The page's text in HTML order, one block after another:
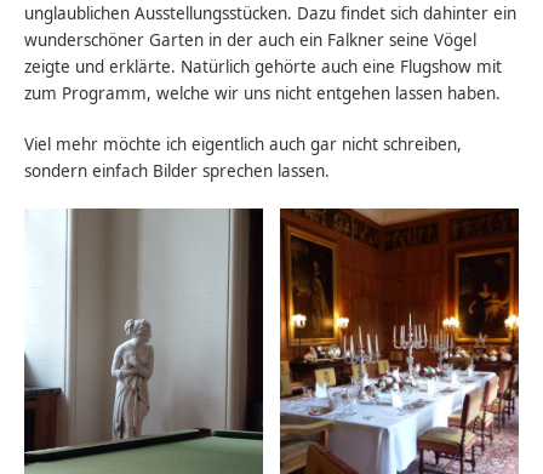
unglaublichen Ausstellungsstücken. Dazu findet sich dahinter ein
wunderschöner Garten in der auch ein Falkner seine Vögel
zeigte und erklärte. Natürlich gehörte auch eine Flugshow mit
zum Programm, welche wir uns nicht entgehen lassen haben.
Viel mehr möchte ich eigentlich auch gar nicht schreiben,
sondern einfach Bilder sprechen lassen.